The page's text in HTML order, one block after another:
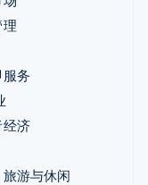
务
济
游与休闲